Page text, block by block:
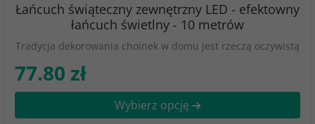
Łańcuch świąteczny zewnętrzny LED - efektowny
łańcuch świetlny - 10 metrów
Tradycja dekorowania choinek w domu jest rzeczą oczywistą
77.80 zł
Wybierz opcję